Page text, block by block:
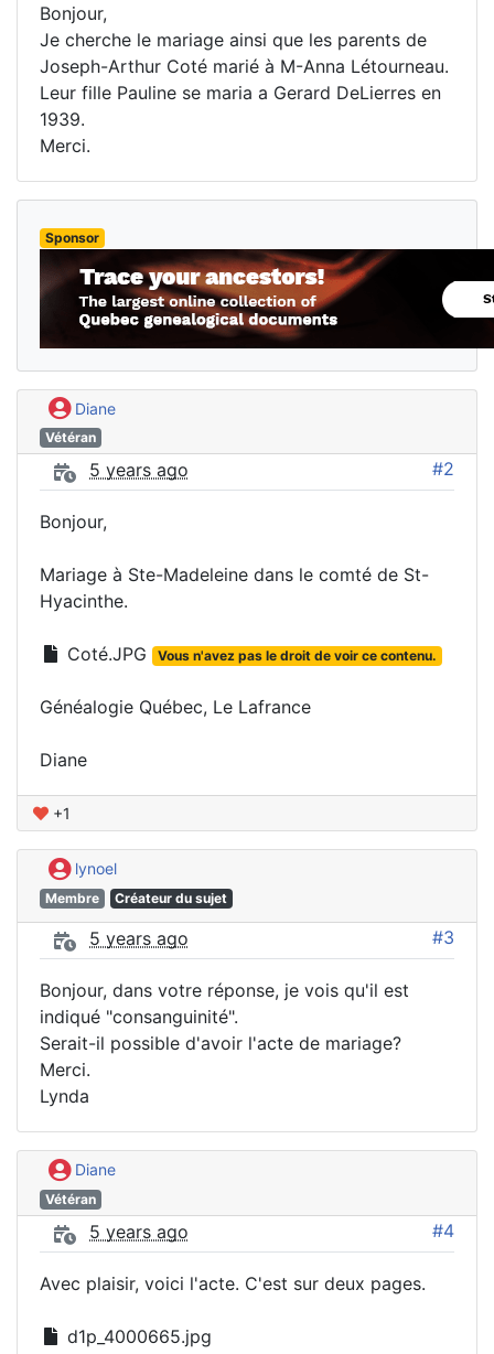
Bonjour,
Je cherche le mariage ainsi que les parents de
Joseph-Arthur Coté marié à M-Anna Létourneau.
Leur fille Pauline se maria a Gerard DeLierres en
1939.
Merci.
Sponsor
Diane
Vétéran
5 years ago #2
Bonjour,
Mariage à Ste-Madeleine dans le comté de St-
Hyacinthe.
Coté.JPG Vous n'avez pas le droit de voir ce contenu.
Généalogie Québec, Le Lafrance
Diane
+1
lynoel
Membre Créateur du sujet
5 years ago #3
Bonjour, dans votre réponse, je vois qu'il est
indiqué "consanguinité".
Serait-il possible d'avoir l'acte de mariage?
Merci.
Lynda
Diane
Vétéran
5 years ago #4
Avec plaisir, voici l'acte. C'est sur deux pages.
d1p_4000665.jpg